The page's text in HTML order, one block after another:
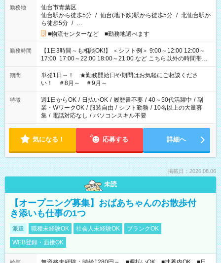
勤務地
仙台市青葉区
仙台駅から徒歩5分 / 仙台(地下鉄)駅から徒歩5分 / 北仙台駅か
ら徒歩5分 / …
■物流センターなど ■勤務地選べます
勤務時間
【1日3時間～も相談OK!】 ＜シフト例＞ 9:00～12:00 12:00～
17:00 17:00～22:00 18:00～21:00 など こちら以外の時間帯も
お気軽にご相談ください！
期間
単発1日～！ ★勤務開始日や期間はお気軽にご相談くださ
い！ ＃8月～ ＃9月～
特徴 週1日からOK / 日払いOK / 履歴書不要 / 40～50代活躍中 / 副
業・WワークOK / 服装自由 / シフト勤務 / 10名以上の大量募
集 / 電話対応なし / パソコンスキル不要
気になる！ 応募する 詳細へ
掲載日：2026.08.06
未読
【オープニング募集】おばあちゃんのお散歩付
き添いも仕事の1つ
派遣 職種未経験OK 社会人未経験OK
ブランクOK
WEB登録・面接OK